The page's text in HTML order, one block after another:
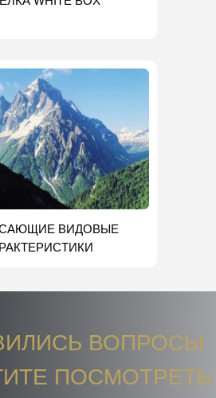
ВИДОВЫЕ
ВОПРОСЫ
ПОСМОТРЕТЬ